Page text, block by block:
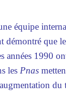
équipe
démontré que
années 1990
les Pnas